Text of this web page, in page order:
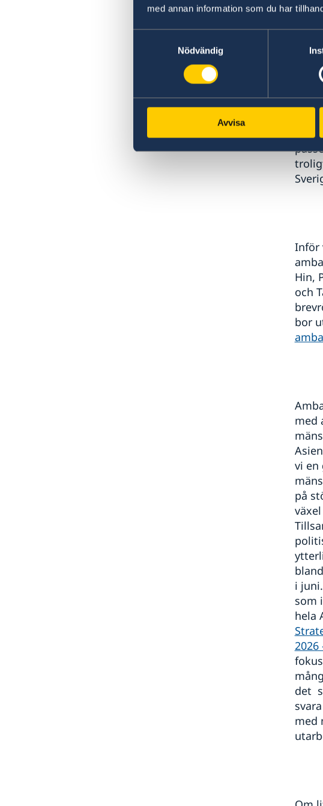
med annan information som du har
Nödvändig
Avvisa
Jag
att
Inför
Hin,
och
bor
med
vi en
på
i
som
hela
2026
det
med